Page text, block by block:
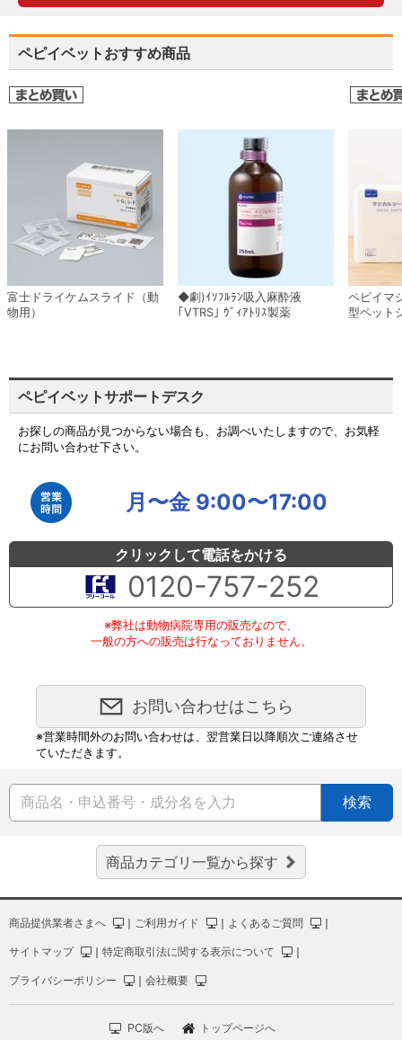
ペピイベットおすすめ商品
富士ドライケムスライド（動
物用）
◆劇)ｲｿﾌﾙﾗﾝ吸入麻酔液
｢VTRS｣ ｳﾞｨｱﾄﾘｽ製薬
ペピイマ
型ペット
ペピイベットサポートデスク
お探しの商品が見つからない場合も、お調べいたしますので、お気軽
にお問い合わせ下さい。
月〜金 9:00〜17:00
クリックして電話をかける
0120-757-252
※弊社は動物病院専用の販売なので、
一般の方への販売は行なっておりません。
お問い合わせはこちら
※営業時間外のお問い合わせは、翌営業日以降順次ご連絡させ
ていただきます。
検索
商品カテゴリ一覧から探す
商品提供業者さまへ ｜ ご利用ガイド ｜ よくあるご質問 ｜
サイトマップ ｜ 特定商取引法に関する表示について ｜
プライバシーポリシー ｜ 会社概要
PC版へ トップページへ